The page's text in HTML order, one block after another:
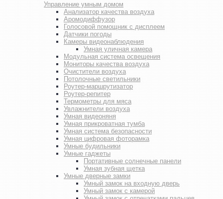
Управление умным домом
Анализатор качества воздуха
Аромодиффузор
Голосовой помощник с дисплеем
Датчики погоды
Камеры видеонаблюдения
Умная уличная камера
Модульная система освещения
Мониторы качества воздуха
Очистители воздуха
Потолочные светильники
Роутер-маршрутизатор
Роутер-репитер
Термометры для мяса
Увлажнители воздуха
Умная видеоняня
Умная прикроватная тумба
Умная система безопасности
Умная цифровая фоторамка
Умные будильники
Умные гаджеты
Портативные солнечные панели
Умная зубная щетка
Умные дверные замки
Умный замок на входную дверь
Умный замок с камерой